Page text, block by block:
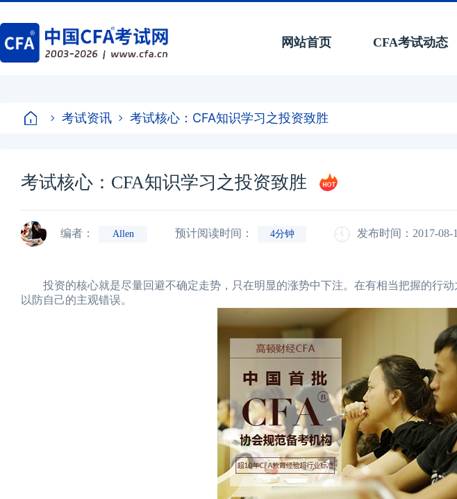
网站首页 CFA考试动态
考试资讯 考试核心：CFA知识学习之投资致胜
考试核心：CFA知识学习之投资致胜
编者： Allen 预计阅读时间： 4分钟 发布时间：2017-08-
投资的核心就是尽量回避不确定走势，只在明显的涨势中下注。在有相当把握的行动
以防自己的主观错误。